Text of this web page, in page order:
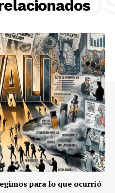
para lo que ocurrió